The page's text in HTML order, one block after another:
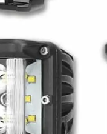
LED Hal,-
Overige